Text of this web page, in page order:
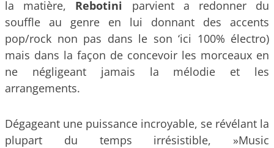
la matière, Rebotini parvient a redonner du
souffle au genre en lui donnant des accents
pop/rock non pas dans le son ‘ici 100% électro)
mais dans la façon de concevoir les morceaux en
ne négligeant jamais la mélodie et les
arrangements.
Dégageant une puissance incroyable, se révélant la
plupart du temps irrésistible, »Music